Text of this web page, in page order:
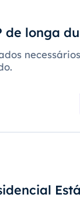
de longa